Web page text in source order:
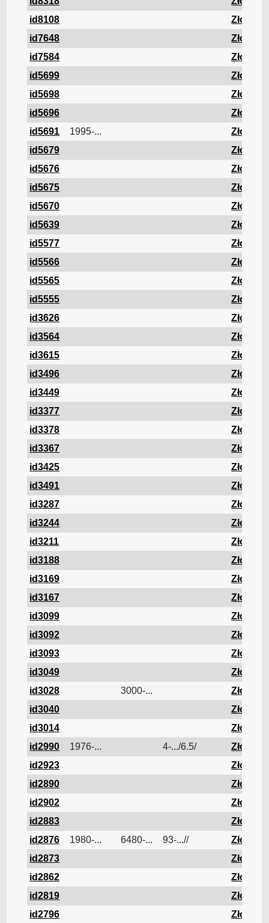
id8108
Złom
id7648
Złom
id7584
Złom
id5699
Złom
id5698
Złom
id5696
Złom
id5691
1995-...
Złom
id5679
Złom
id5676
Złom
id5675
Złom
id5670
Złom
id5639
Złom
id5577
Złom
id5566
Złom
id5565
Złom
id5555
Złom
id3626
Złom
id3564
Złom
id3615
Złom
id3496
Złom
id3449
Złom
id3377
Złom
id3378
Złom
id3367
Złom
id3425
Złom
id3491
Złom
id3287
Złom
id3244
Złom
id3211
Złom
id3188
Złom
id3169
Złom
id3167
Złom
id3099
Złom
id3092
Złom
id3093
Złom
id3049
Złom
id3028
3000-...
Złom
id3040
Złom
id3014
Złom
id2990
1976-... 4-.../6.5/
Złom
id2923
Złom
id2890
Złom
id2902
Złom
id2883
Złom
id2876
1980-... 6480-... 93-...//
Złom
id2873
Złom
id2862
Złom
id2819
Złom
id2796
Złom